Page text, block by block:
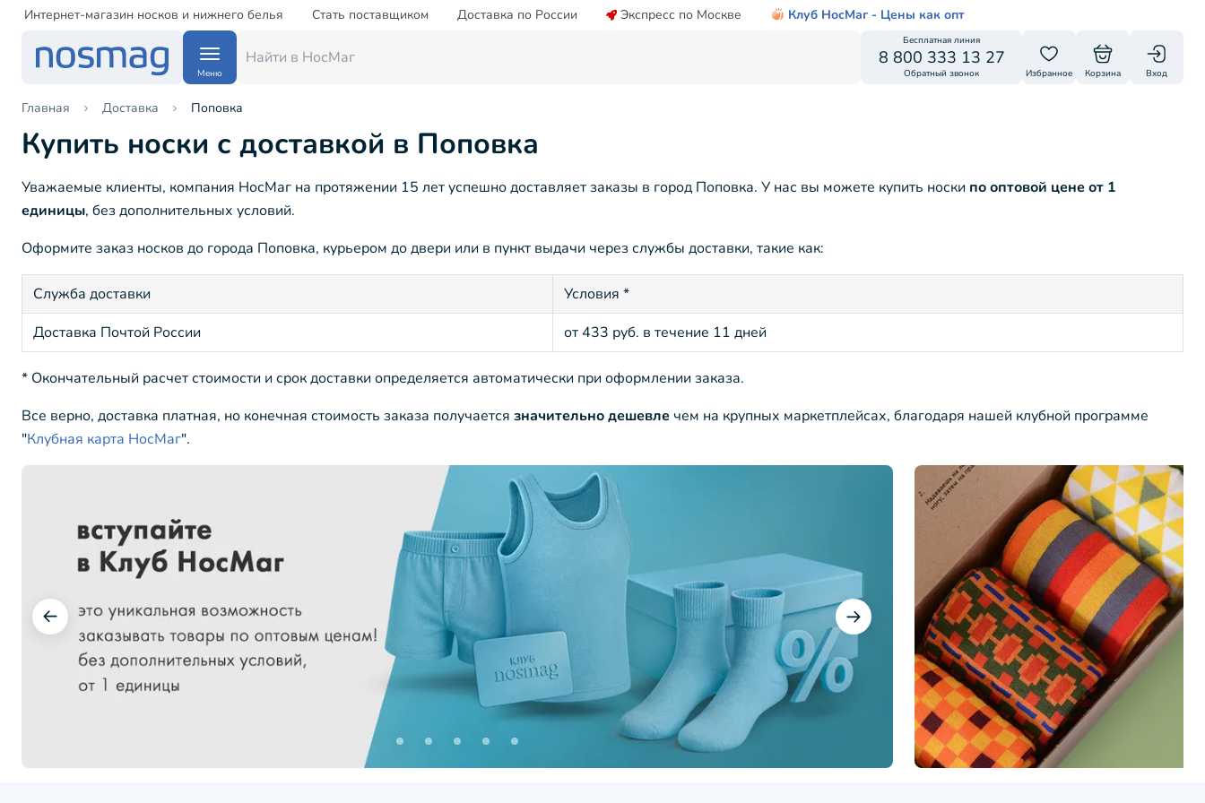
Интернет-магазин носков и нижнего белья Стать поставщиком Доставка по России Экспресс по Москве Клуб НосМаг - Цены как опт
Меню
Бесплатная линия
8 800 333 13 27
Обратный звонок Избранное Корзина Вход
Главная Доставка Поповка
Купить носки с доставкой в Поповка
Уважаемые клиенты, компания НосМаг на протяжении 15 лет успешно доставляет заказы в город Поповка. У нас вы можете купить носки по оптовой цене от 1
единицы, без дополнительных условий.
Оформите заказ носков до города Поповка, курьером до двери или в пункт выдачи через службы доставки, такие как:
Служба доставки
Условия *
Доставка Почтой России
от 433 руб. в течение 11 дней
* Окончательный расчет стоимости и срок доставки определяется автоматически при оформлении заказа.
Все верно, доставка платная, но конечная стоимость заказа получается значительно дешевле чем на крупных маркетплейсах, благодаря нашей клубной программе
"Клубная карта НосМаг".